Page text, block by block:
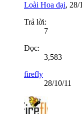
Loài Hoa dại, 28/
Trả lời:
7
Đọc:
3,583
firefly
28/10/11